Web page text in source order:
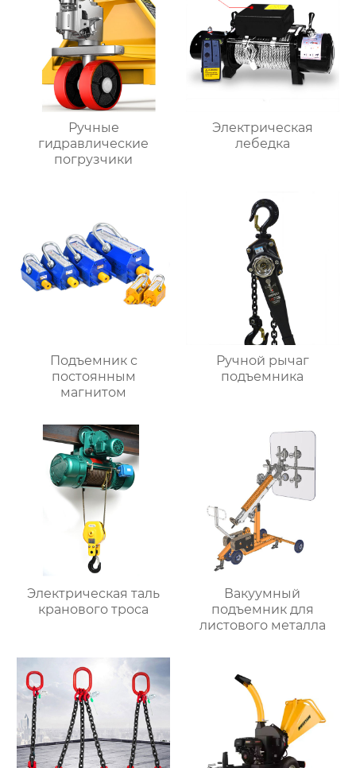
Ручные
гидравлические
погрузчики
Электрическая
лебедка
Подъемник с
постоянным
магнитом
Ручной рычаг
подъемника
Электрическая таль
кранового троса
Вакуумный
подъемник для
листового металла